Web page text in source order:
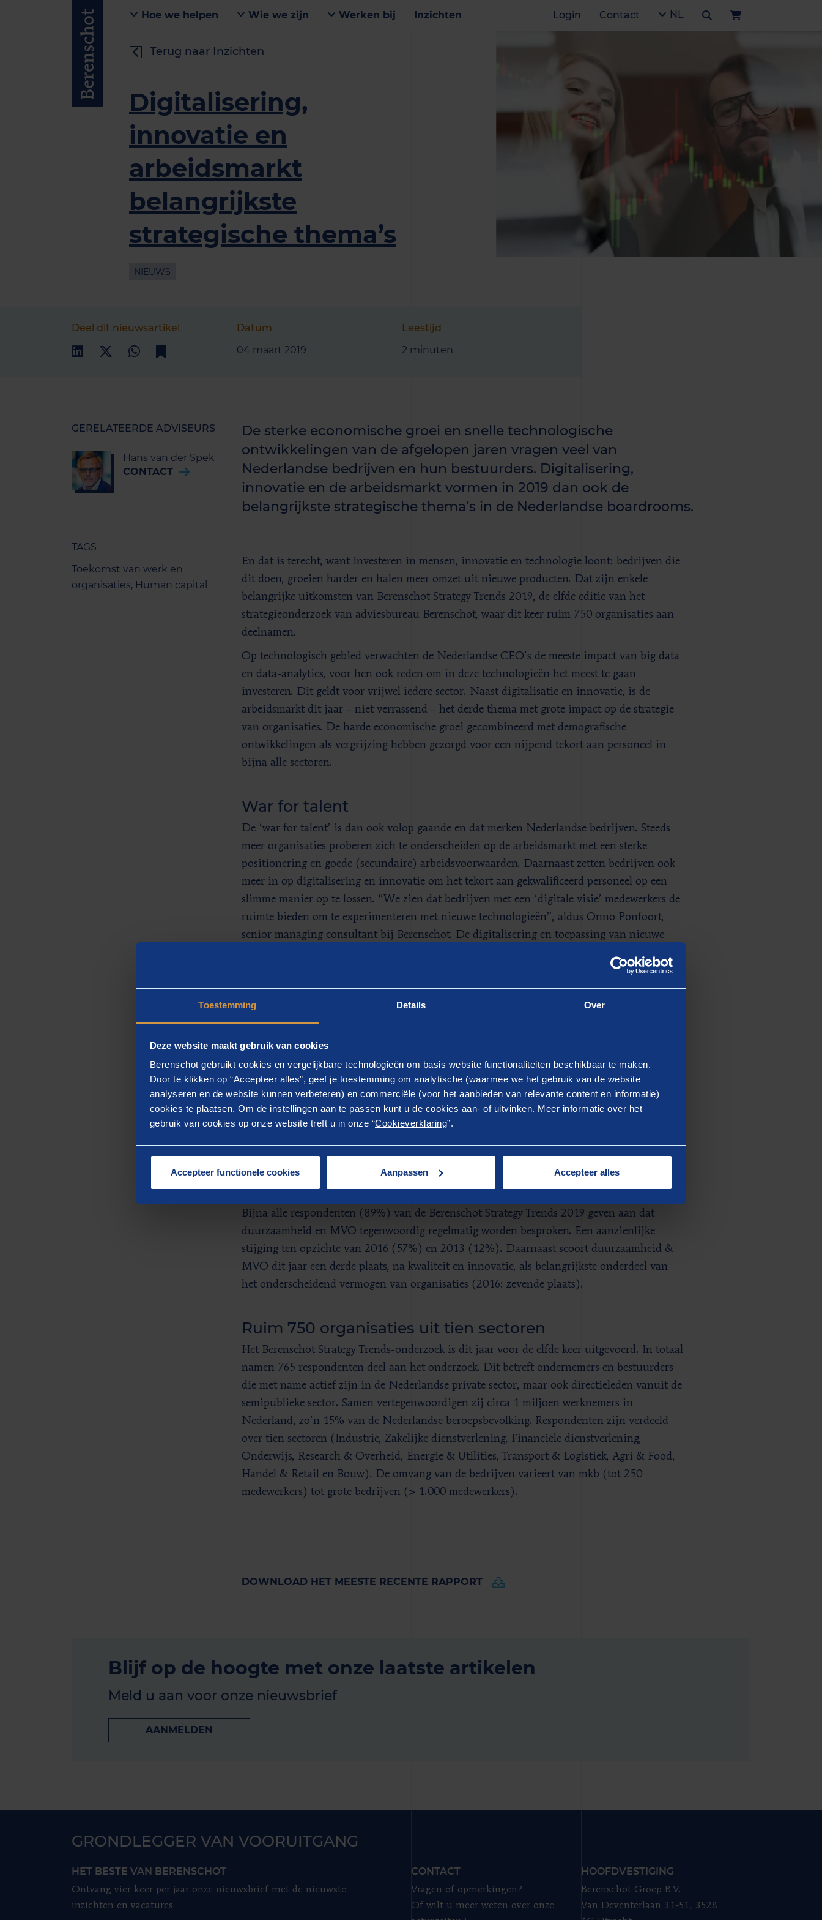
Toestemming Details Over
Deze website maakt gebruik van cookies
Berenschot gebruikt cookies en vergelijkbare technologieën om basis website functionaliteiten beschikbaar te maken.
Door te klikken op “Accepteer alles”, geef je toestemming om analytische (waarmee we het gebruik van de website
analyseren en de website kunnen verbeteren) en commerciële (voor het aanbieden van relevante content en informatie)
cookies te plaatsen. Om de instellingen aan te passen kunt u de cookies aan- of uitvinken. Meer informatie over het
gebruik van cookies op onze website treft u in onze “Cookieverklaring”.
Accepteer functionele cookies Aanpassen Accepteer alles
Hoe we helpen Wie we zijn Werken bij Inzichten Login Contact NL
Terug naar Inzichten
Digitalisering,
innovatie en
arbeidsmarkt
belangrijkste
strategische thema’s
NIEUWS
Deel dit nieuwsartikel
Datum
04 maart 2019
Leestijd
2 minuten
GERELATEERDE ADVISEURS
Hans van der Spek
CONTACT
TAGS
Toekomst van werk en
organisaties, Human capital
De sterke economische groei en snelle technologische
ontwikkelingen van de afgelopen jaren vragen veel van
Nederlandse bedrijven en hun bestuurders. Digitalisering,
innovatie en de arbeidsmarkt vormen in 2019 dan ook de
belangrijkste strategische thema’s in de Nederlandse boardrooms.
En dat is terecht, want investeren in mensen, innovatie en technologie loont: bedrijven die
dit doen, groeien harder en halen meer omzet uit nieuwe producten. Dat zijn enkele
belangrijke uitkomsten van Berenschot Strategy Trends 2019, de elfde editie van het
strategieonderzoek van adviesbureau Berenschot, waar dit keer ruim 750 organisaties aan
deelnamen.
Op technologisch gebied verwachten de Nederlandse CEO’s de meeste impact van big data
en data-analytics, voor hen ook reden om in deze technologieën het meest te gaan
investeren. Dit geldt voor vrijwel iedere sector. Naast digitalisatie en innovatie, is de
arbeidsmarkt dit jaar – niet verrassend – het derde thema met grote impact op de strategie
van organisaties. De harde economische groei gecombineerd met demografische
ontwikkelingen als vergrijzing hebben gezorgd voor een nijpend tekort aan personeel in
bijna alle sectoren.
War for talent
De ‘war for talent’ is dan ook volop gaande en dat merken Nederlandse bedrijven. Steeds
meer organisaties proberen zich te onderscheiden op de arbeidsmarkt met een sterke
positionering en goede (secundaire) arbeidsvoorwaarden. Daarnaast zetten bedrijven ook
meer in op digitalisering en innovatie om het tekort aan gekwalificeerd personeel op een
slimme manier op te lossen. “We zien dat bedrijven met een ‘digitale visie’ medewerkers de
ruimte bieden om te experimenteren met nieuwe technologieën”, aldus Onno Ponfoort,
senior managing consultant bij Berenschot. De digitalisering en toepassing van nieuwe
behoefte aan hoger en technologisch opgeleid personeel. Ook worden zogenoemde ’21st-
century skills’ belangrijker. Medewerkers krijgen meer gelegenheid om aandacht te besteden
aan complexe, creatieve en klantgerichte activiteiten die meer toegevoegde waarde
opleveren.”
Sterke stijger: duurzaamheid en MVO
Duurzaamheid en maatschappelijk verantwoord ondernemen (MVO) zijn sterk in opmars
op de strategische agenda van ondernemend Nederland. Deze thema’s hebben zich
ontwikkeld tot onderwerpen met een handelingsperspectief. “Lange tijd werden
duurzaamheid en MVO door organisaties gezien als een ‘moetje’. Goed om iets aan te doen
voor de buitenwacht, maar niet iets van strategische waarde”, verklaart Bas Trommelen,
voormalig Berenschot-adviseur. “Dit is echt veranderd, wij zien tegenwoordig steeds meer
Bijna alle respondenten (89%) van de Berenschot Strategy Trends 2019 geven aan dat
duurzaamheid en MVO tegenwoordig regelmatig worden besproken. Een aanzienlijke
stijging ten opzichte van 2016 (57%) en 2013 (12%). Daarnaast scoort duurzaamheid &
MVO dit jaar een derde plaats, na kwaliteit en innovatie, als belangrijkste onderdeel van
het onderscheidend vermogen van organisaties (2016: zevende plaats).
Ruim 750 organisaties uit tien sectoren
Het Berenschot Strategy Trends-onderzoek is dit jaar voor de elfde keer uitgevoerd. In totaal
namen 765 respondenten deel aan het onderzoek. Dit betreft ondernemers en bestuurders
die met name actief zijn in de Nederlandse private sector, maar ook directieleden vanuit de
semipublieke sector. Samen vertegenwoordigen zij circa 1 miljoen werknemers in
Nederland, zo’n 15% van de Nederlandse beroepsbevolking. Respondenten zijn verdeeld
over tien sectoren (Industrie, Zakelijke dienstverlening, Financiële dienstverlening,
Onderwijs, Research & Overheid, Energie & Utilities, Transport & Logistiek, Agri & Food,
Handel & Retail en Bouw). De omvang van de bedrijven varieert van mkb (tot 250
medewerkers) tot grote bedrijven (> 1.000 medewerkers).
DOWNLOAD HET MEESTE RECENTE RAPPORT
Blijf op de hoogte met onze laatste artikelen
Meld u aan voor onze nieuwsbrief
AANMELDEN
GRONDLEGGER VAN VOORUITGANG
HET BESTE VAN BERENSCHOT
Ontvang vier keer per jaar onze nieuwsbrief met de nieuwste
inzichten en vacatures.
CONTACT
Vragen of opmerkingen?
Of wilt u meer weten over onze
HOOFDVESTIGING
Berenschot Groep B.V.
Van Deventerlaan 31-51, 3528